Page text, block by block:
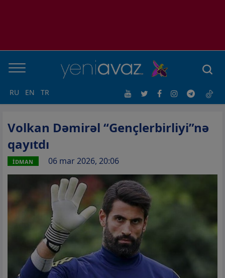
RU EN TR
Volkan Dəmirəl “Gençlerbirliyi”nə
qayıtdı
İDMAN 06 mar 2026, 20:06